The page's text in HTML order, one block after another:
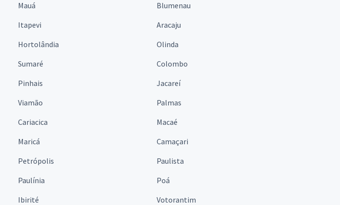
Mauá
Blumenau
Itapevi
Aracaju
Hortolândia
Olinda
Sumaré
Colombo
Pinhais
Jacareí
Viamão
Palmas
Cariacica
Macaé
Maricá
Camaçari
Petrópolis
Paulista
Paulínia
Poá
Ibirité Votorantim